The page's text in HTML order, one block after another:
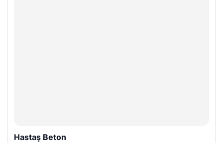
Hastaş Beton